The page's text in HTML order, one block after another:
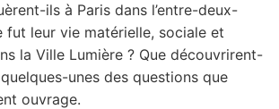
ils à Paris dans l’entre-deux-
fut leur vie matérielle, sociale et
la Ville Lumière ? Que découvrirent-
unes des questions que
ouvrage.